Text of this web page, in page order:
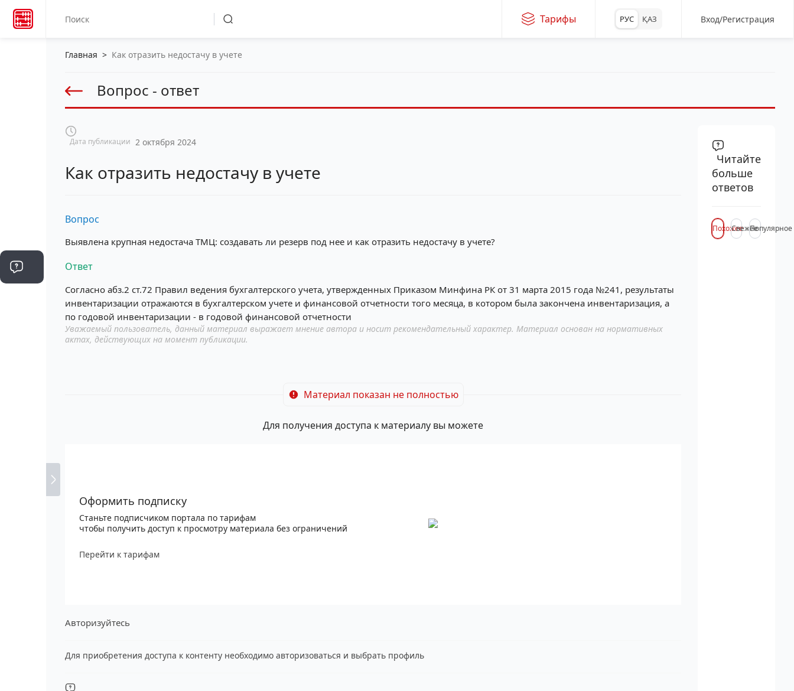
Тарифы РУС ҚАЗ Вход/Регистрация
Главная > Как отразить недостачу в учете
Вопрос - ответ
Дата публикации 2 октября 2024
Как отразить недостачу в учете
Вопрос
Выявлена крупная недостача ТМЦ: создавать ли резерв под нее и как отразить недостачу в учете?
Ответ
Согласно абз.2 ст.72 Правил ведения бухгалтерского учета, утвержденных Приказом Минфина РК от 31 марта 2015 года №241, результаты
инвентаризации отражаются в бухгалтерском учете и финансовой отчетности того месяца, в котором была закончена инвентаризация, а
по годовой инвентаризации - в годовой финансовой отчетности
Уважаемый пользователь, данный материал выражает мнение автора и носит рекомендательный характер. Материал основан на нормативных
актах, действующих на момент публикации.
Материал показан не полностью
Для получения доступа к материалу вы можете
Оформить подписку
Станьте подписчиком портала по тарифам
чтобы получить доступ к просмотру материала без ограничений
Перейти к тарифам
Авторизуйтесь
Для приобретения доступа к контенту необходимо авторизоваться и выбрать профиль
Читайте
больше
ответов
ПохожееСвежееПопулярное